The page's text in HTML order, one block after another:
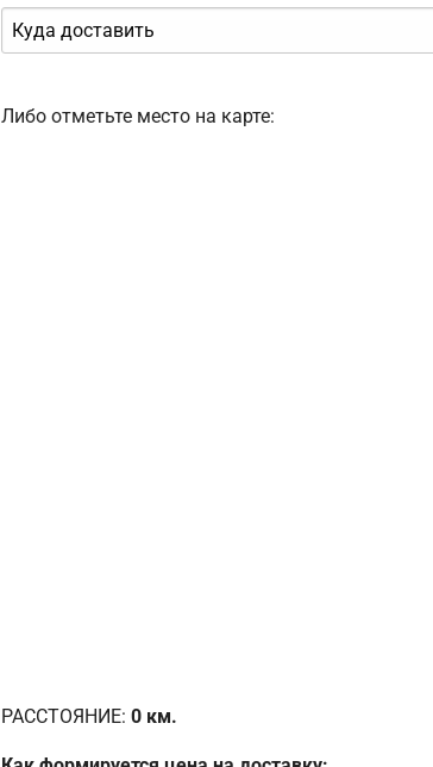
Либо отметьте место на карте:
РАССТОЯНИЕ: 0 км.